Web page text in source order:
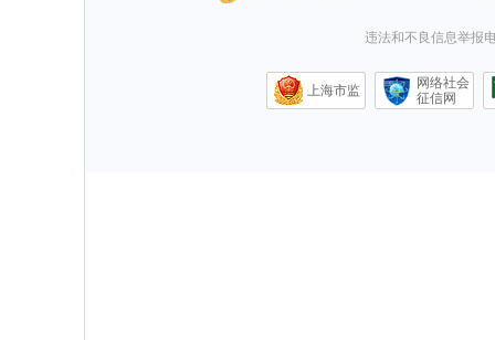
违法和不良信息举报
上海市监
网络社会
征信网